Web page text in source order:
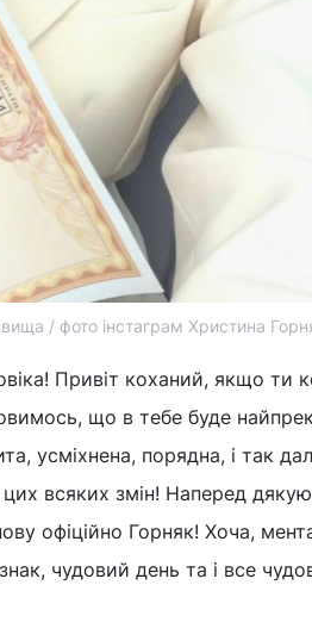
/ фото інстаграм Христина
Привіт коханий, якщо ти
що в тебе буде
усміхнена, порядна, і так
всяких змін! Наперед
офіційно Горняк! Хоча,
чудовий день та і все